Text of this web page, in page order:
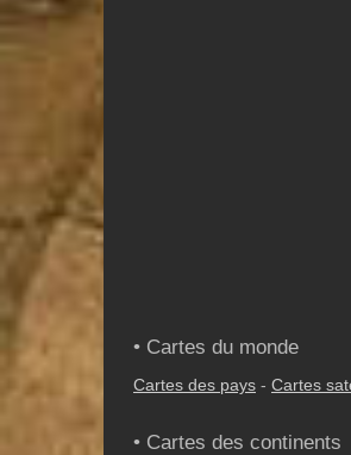
• Cartes du monde
Cartes des pays - Cartes
• Cartes des continents